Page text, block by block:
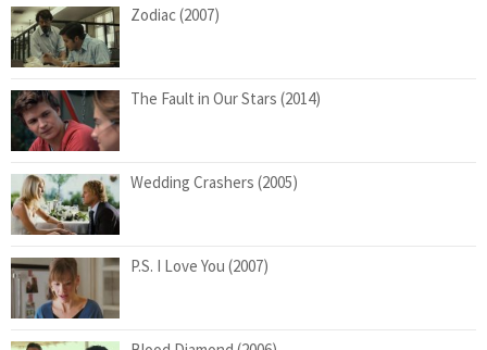
Zodiac (2007)
The Fault in Our Stars (2014)
Wedding Crashers (2005)
P.S. I Love You (2007)